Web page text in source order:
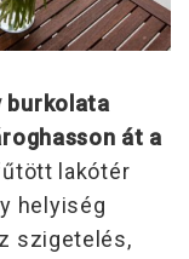
burkolata
át a
lakótér
helyiség
szigetelés,